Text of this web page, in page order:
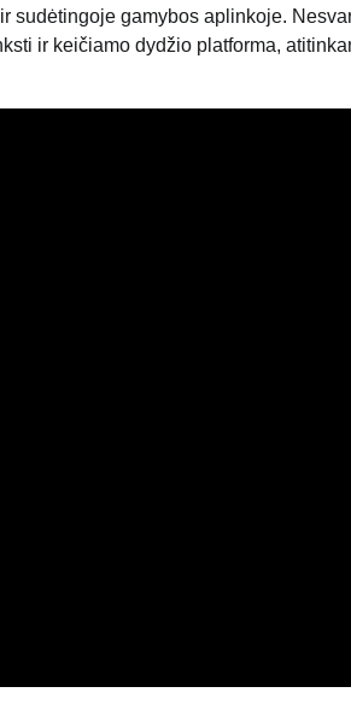
sudėtingoje gamybos aplinkoje.
ir keičiamo dydžio platforma,